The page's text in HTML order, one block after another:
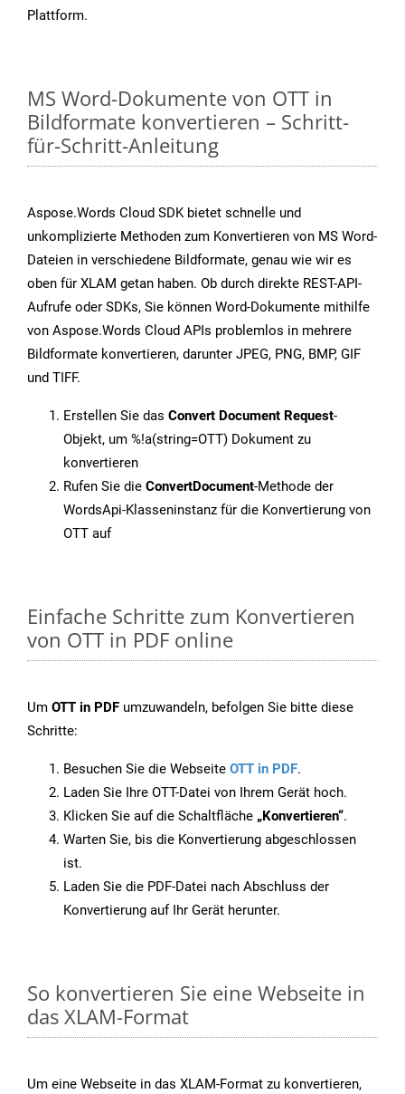
Plattform.
MS Word-Dokumente von OTT in
Bildformate konvertieren – Schritt-
für-Schritt-Anleitung
Aspose.Words Cloud SDK bietet schnelle und
unkomplizierte Methoden zum Konvertieren von MS Word-
Dateien in verschiedene Bildformate, genau wie wir es
oben für XLAM getan haben. Ob durch direkte REST-API-
Aufrufe oder SDKs, Sie können Word-Dokumente mithilfe
von Aspose.Words Cloud APIs problemlos in mehrere
Bildformate konvertieren, darunter JPEG, PNG, BMP, GIF
und TIFF.
Erstellen Sie das Convert Document Request-
Objekt, um %!a(string=OTT) Dokument zu
konvertieren
Rufen Sie die ConvertDocument-Methode der
WordsApi-Klasseninstanz für die Konvertierung von
OTT auf
Einfache Schritte zum Konvertieren
von OTT in PDF online
Um OTT in PDF umzuwandeln, befolgen Sie bitte diese
Schritte:
Besuchen Sie die Webseite OTT in PDF.
Laden Sie Ihre OTT-Datei von Ihrem Gerät hoch.
Klicken Sie auf die Schaltfläche „Konvertieren“.
Warten Sie, bis die Konvertierung abgeschlossen
ist.
Laden Sie die PDF-Datei nach Abschluss der
Konvertierung auf Ihr Gerät herunter.
So konvertieren Sie eine Webseite in
das XLAM-Format
Um eine Webseite in das XLAM-Format zu konvertieren,